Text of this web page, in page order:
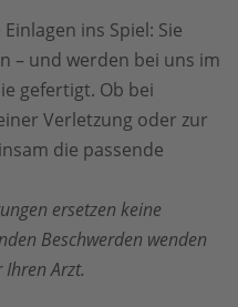
ins Spiel: Sie
– und werden bei uns im
gefertigt. Ob bei
Verletzung oder zur
die passende
ersetzen keine
Beschwerden wenden
Arzt.